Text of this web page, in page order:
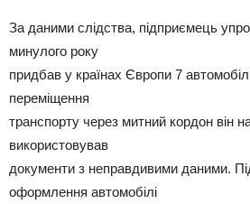
За даними слідства, підприємець
минулого року
придбав у країнах Європи 7
переміщення
транспорту через митний кордон він
використовував
документи з неправдивими даними.
оформлення автомобілі